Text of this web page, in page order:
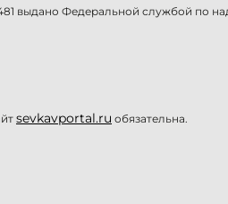
выдано Федеральной службой по
sevkavportal.ru обязательна.